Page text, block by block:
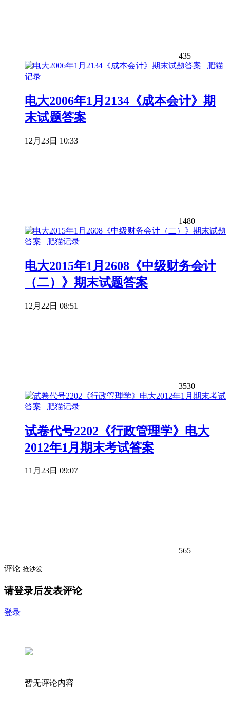
435
电大2006年1月2134《成本会计》期
末试题答案
12月23日 10:33
1480
电大2015年1月2608《中级财务会计
（二）》期末试题答案
12月22日 08:51
3530
试卷代号2202《行政管理学》电大
2012年1月期末考试答案
11月23日 09:07
565
评论 抢沙发
请登录后发表评论
登录
暂无评论内容